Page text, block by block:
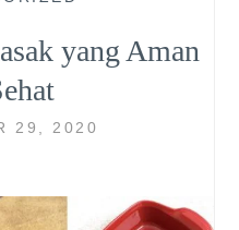
yang Aman
29, 2020